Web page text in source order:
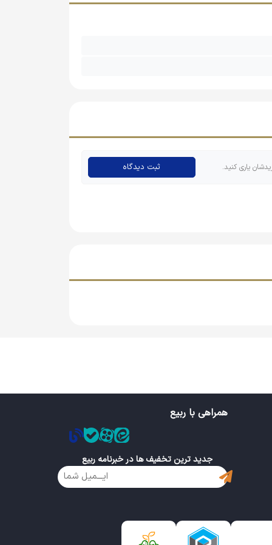
معمولی و استفاده‌ی روزمره مناسب است، اما
در نقش راننده کمپرسی، حمل بار و... کنند
کودکان کمک می‌کند.
نظر داشتن کیفیت متوسط محصول، این اسباب
فروشگاه اینترنتی ربیع ثبت کنید. ارسال سریع و
یاری کنید. ثبت دیدگاه
همراهی با ربیع
جدید ترین تخفیف ها در خبرنامه ربیع